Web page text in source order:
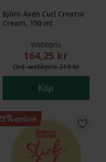
Björn Axén Curl Creator
Cream, 150 ml
Webbpris
Nytt reducerat
164,25 kr
Ord.webbpris219 kr
Köp
online